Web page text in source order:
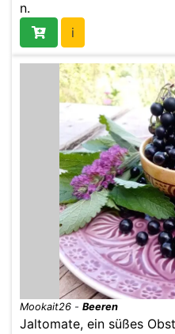
n.
i
Mookait26 - Beeren
Jaltomate, ein süßes